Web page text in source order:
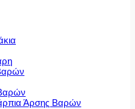
Άρσης Βαρών